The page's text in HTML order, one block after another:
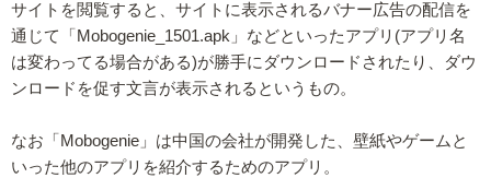
サイトを閲覧すると、サイトに表示されるバナー広告の配信を
通じて「Mobogenie_1501.apk」などといったアプリ(アプリ名
は変わってる場合がある)が勝手にダウンロードされたり、ダウ
ンロードを促す文言が表示されるというもの。
なお「Mobogenie」は中国の会社が開発した、壁紙やゲームと
いった他のアプリを紹介するためのアプリ。